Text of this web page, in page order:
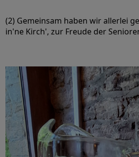
(2) Gemeinsam haben wir allerlei
in'ne Kirch', zur Freude der